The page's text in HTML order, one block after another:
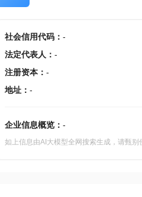
社会信用代码： -
法定代表人 ： -
注册资本： -
地址： -
企业信息概览： -
如上信息由AI大模型全网搜索生成，请甄别